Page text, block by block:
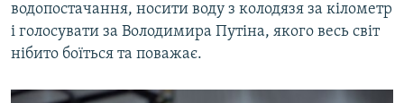
водопостачання, носити воду з колодязя за кілометр
і голосувати за Володимира Путіна, якого весь світ
нібито боїться та поважає.